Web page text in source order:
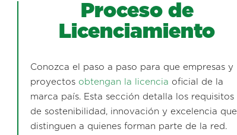
Proceso de
Licenciamiento
Conozca el paso a paso para que empresas y
proyectos obtengan la licencia oficial de la
marca país. Esta sección detalla los requisitos
de sostenibilidad, innovación y excelencia que
distinguen a quienes forman parte de la red.